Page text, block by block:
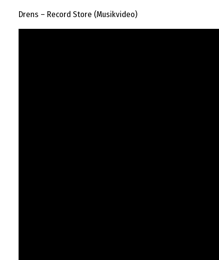
Drens – Record Store (Musikvideo)